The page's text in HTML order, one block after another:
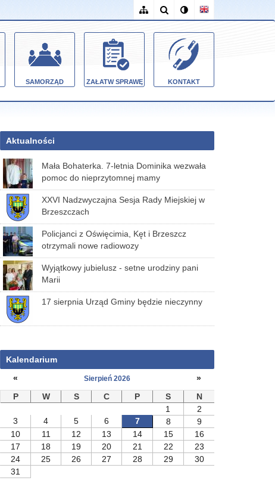
SAMORZĄD ZAŁATW SPRAWĘ KONTAKT
Aktualności
Mała Bohaterka. 7-letnia Dominika wezwała
pomoc do nieprzytomnej mamy
XXVI Nadzwyczajna Sesja Rady Miejskiej w
Brzeszczach
Policjanci z Oświęcimia, Kęt i Brzeszcz
otrzymali nowe radiowozy
Wyjątkowy jubielusz - setne urodziny pani
Marii
17 sierpnia Urząd Gminy będzie nieczynny
Kalendarium
«
Sierpień 2026
»
P
W S C P S
N
1
2
3
4 5 6 7 8
9
10
11 12 13 14 15
16
17
18 19 20 21 22
23
24
25 26 27 28 29
30
31